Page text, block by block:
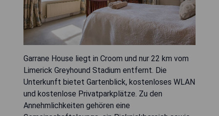
Garrane House liegt in Croom und nur 22 km vom
Limerick Greyhound Stadium entfernt. Die
Unterkunft bietet Gartenblick, kostenloses WLAN
und kostenlose Privatparkplätze. Zu den
Annehmlichkeiten gehören eine